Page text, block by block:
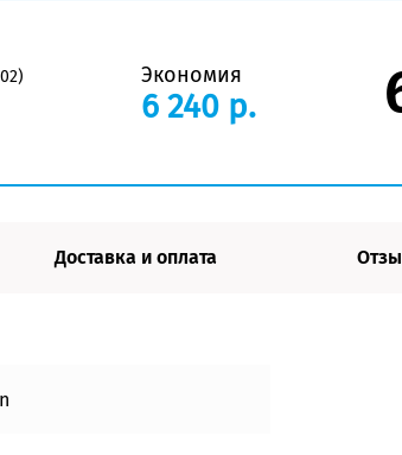
Экономия
6 240 р.
Доставка и оплата